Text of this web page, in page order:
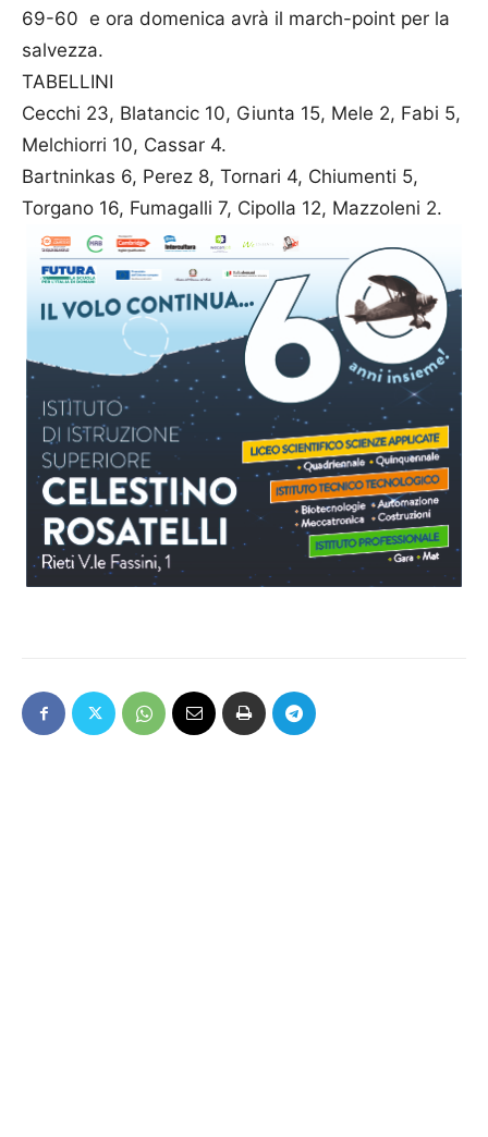
69-60 e ora domenica avrà il march-point per la
salvezza.
TABELLINI
Cecchi 23, Blatancic 10, Giunta 15, Mele 2, Fabi 5,
Melchiorri 10, Cassar 4.
Bartninkas 6, Perez 8, Tornari 4, Chiumenti 5,
Torgano 16, Fumagalli 7, Cipolla 12, Mazzoleni 2.